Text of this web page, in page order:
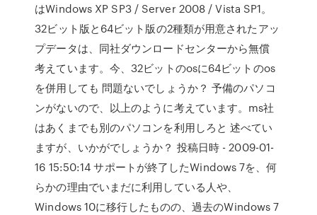
はWindows XP SP3 / Server 2008 / Vista SP1。
32ビット版と64ビット版の2種類が用意されたアッ
プデータは、同社ダウンロードセンターから無償
考えています。今、32ビットのosに64ビットのos
を併用しても 問題ないでしょうか？ 予備のパソコ
ンがないので、以上のように考えています。ms社
はあくまでも別のパソコンを利用しろと 述べてい
ますが、いかがでしょうか？ 投稿日時 - 2009-01-
16 15:50:14 サポートが終了したWindows 7を、何
らかの理由でいまだに利用している人や、
Windows 10に移行したものの、過去のWindows 7